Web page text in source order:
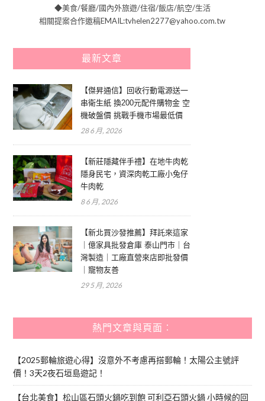
◆美食/餐廳/國內外旅遊/住宿/飯店/航空/生活
相關提案合作邀稿EMAIL:tvhelen2277@yahoo.com.tw
最新文章
【傑昇通信】回收行動電源送一
串衛生紙 換200元配件購物金 空
機破盤價 挑戰手機市場最低價
28 6 月, 2026
【新莊隱藏伴手禮】在地牛肉乾
隱身民宅，資深肉乾工廠小兔仔
牛肉乾
8 6 月, 2026
【新北買沙發推薦】拜託來這家
｜億家具批發倉庫 泰山門市｜台
灣製造｜工廠直營來店即批發價
｜寵物友善
29 5 月, 2026
熱門文章與頁面︰
【2025郵輪旅遊心得】沒意外不考慮再搭郵輪！太陽公主號評
價！3天2夜石垣島遊記！
【台北美食】松山區石頭火鍋吃到飽 可利亞石頭火鍋 小時候的回